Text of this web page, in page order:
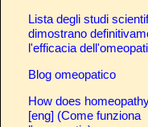
Lista degli studi
dimostrano
l'efficacia
Blog omeopatico
How does
[eng] (Come funziona